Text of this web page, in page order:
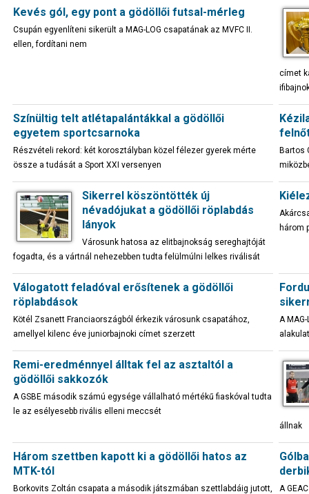
Kevés gól, egy pont a gödöllői futsal-mérleg
Csupán egyenlíteni sikerült a MAG-LOG csapatának az MVFC II.
ellen, fordítani nem
címet
Színültig telt atlétapalántákkal a gödöllői
egyetem sportcsarnoka
Részvételi rekord: két korosztályban közel félezer gyerek mérte
össze a tudását a Sport XXI versenyen
Bartos
Sikerrel köszöntötték új
névadójukat a gödöllői röplabdás
lányok
Városunk hatosa az elitbajnokság sereghajtóját
fogadta, és a vártnál nehezebben tudta felülmúlni lelkes riválisát
három
Válogatott feladóval erősítenek a gödöllői
röplabdások
Kötél Zsanett Franciaországból érkezik városunk csapatához,
amellyel kilenc éve juniorbajnoki címet szerzett
A
Remi-eredménnyel álltak fel az asztaltól a
gödöllői sakkozók
A GSBE második számú egysége vállalható mértékű fiaskóval tudta
le az esélyesebb rivális elleni meccsét
állnak
Három szettben kapott ki a gödöllői hatos az
MTK-tól
Borkovits Zoltán csapata a második játszmában szettlabdáig jutott,
A